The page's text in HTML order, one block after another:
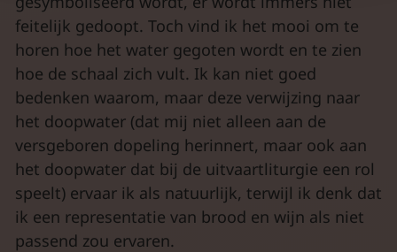
feitelijk gedoopt. Toch vind ik het mooi om te
horen hoe het water gegoten wordt en te zien
hoe de schaal zich vult. Ik kan niet goed
bedenken waarom, maar deze verwijzing naar
het doopwater (dat mij niet alleen aan de
versgeboren dopeling herinnert, maar ook aan
het doopwater dat bij de uitvaartliturgie een rol
speelt) ervaar ik als natuurlijk, terwijl ik denk dat
ik een representatie van brood en wijn als niet
passend zou ervaren.